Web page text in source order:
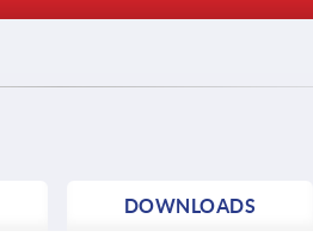
DOWNLOADS